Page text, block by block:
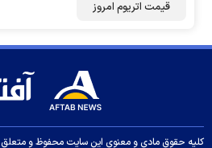
قیمت اتریوم امروز
کلیه حقوق مادی و معنوی این سایت محفوظ و متعلق